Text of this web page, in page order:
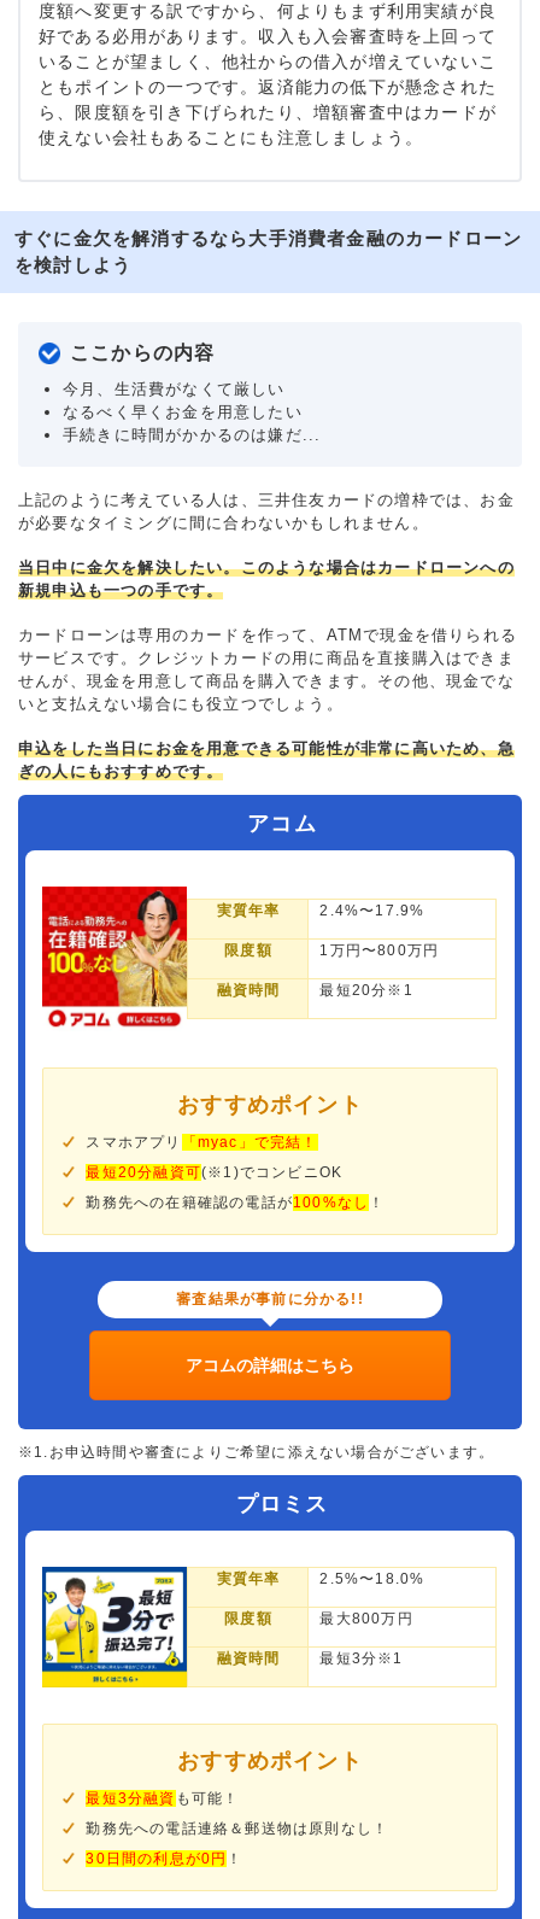
度額へ変更する訳ですから、何よりもまず利用実績が良
好である必用があります。収入も入会審査時を上回って
いることが望ましく、他社からの借入が増えていないこ
ともポイントの一つです。返済能力の低下が懸念された
ら、限度額を引き下げられたり、増額審査中はカードが
使えない会社もあることにも注意しましょう。
すぐに金欠を解消するなら大手消費者金融のカードローン
を検討しよう
ここからの内容
今月、生活費がなくて厳しい
なるべく早くお金を用意したい
手続きに時間がかかるのは嫌だ...
上記のように考えている人は、三井住友カードの増枠では、お金
が必要なタイミングに間に合わないかもしれません。
当日中に金欠を解決したい。このような場合はカードローンへの
新規申込も一つの手です。
カードローンは専用のカードを作って、ATMで現金を借りられる
サービスです。クレジットカードの用に商品を直接購入はできま
せんが、現金を用意して商品を購入できます。その他、現金でな
いと支払えない場合にも役立つでしょう。
申込をした当日にお金を用意できる可能性が非常に高いため、急
ぎの人にもおすすめです。
アコム
実質年率 2.4%〜17.9%
限度額 1万円〜800万円
融資時間 最短20分※1
おすすめポイント
スマホアプリ
「myac」で完結！
最短20分融資可(※1)でコンビニOK
勤務先への在籍確認の電話が100%なし ！
審査結果が事前に分かる!!
アコムの詳細はこちら
※1.お申込時間や審査によりご希望に添えない場合がございます。
プロミス
実質年率 2.5%〜18.0%
限度額 最大800万円
融資時間 最短3分※1
おすすめポイント
最短3分融資 も可能！
勤務先への電話連絡＆郵送物は原則なし！
30日間の利息が0円 ！